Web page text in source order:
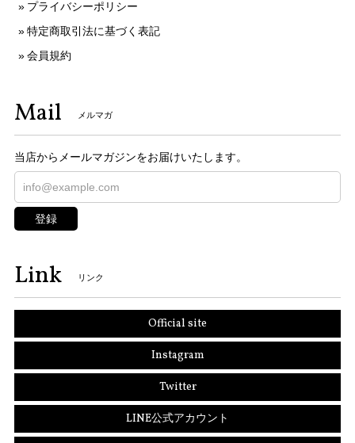
プライバシーポリシー
特定商取引法に基づく表記
会員規約
Mail メルマガ
当店からメールマガジンをお届けいたします。
登録
Link リンク
Official site
Instagram
Twitter
LINE公式アカウント